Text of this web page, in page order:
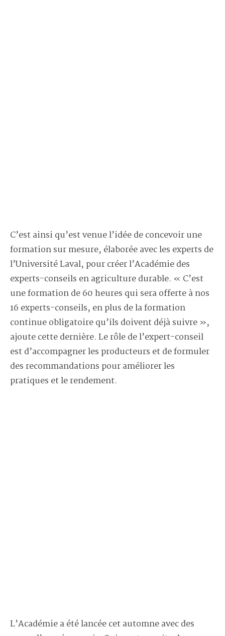
C’est ainsi qu’est venue l’idée de concevoir une
formation sur mesure, élaborée avec les experts de
l’Université Laval, pour créer l’Académie des
experts-conseils en agriculture durable. « C’est
une formation de 60 heures qui sera offerte à nos
16 experts-conseils, en plus de la formation
continue obligatoire qu’ils doivent déjà suivre »,
ajoute cette dernière. Le rôle de l’expert-conseil
est d’accompagner les producteurs et de formuler
des recommandations pour améliorer les
pratiques et le rendement.
L’Académie a été lancée cet automne avec des